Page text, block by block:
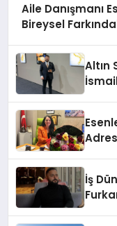
Aile Danışmanı
Bireysel
Altın
İş